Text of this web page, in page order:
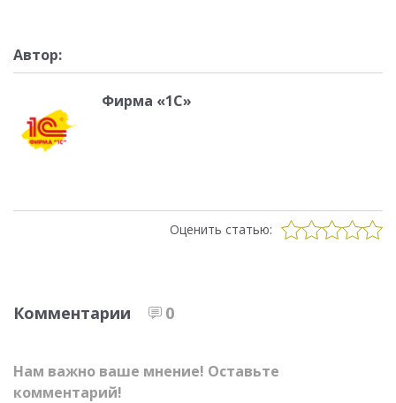
Автор:
Фирма «1С»
Оценить статью:
Комментарии 0
Нам важно ваше мнение! Оставьте
комментарий!